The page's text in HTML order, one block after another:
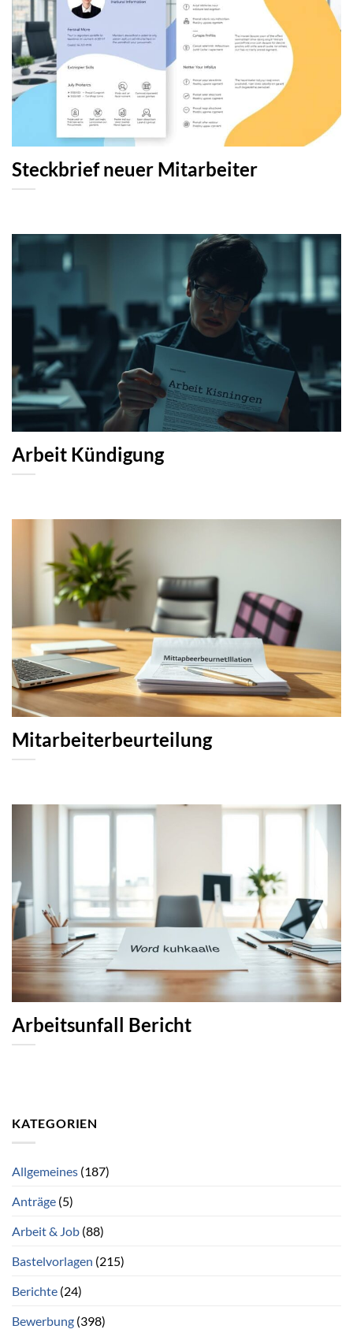
Steckbrief neuer Mitarbeiter
Arbeit Kündigung
Mitarbeiterbeurteilung
Arbeitsunfall Bericht
KATEGORIEN
Allgemeines (187)
Anträge (5)
Arbeit & Job (88)
Bastelvorlagen (215)
Berichte (24)
Bewerbung (398)